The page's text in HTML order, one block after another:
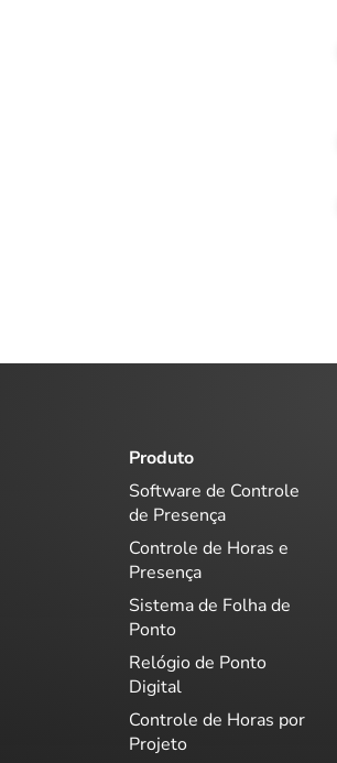
Produto
Software de Controle
de Presença
Controle de Horas e
Presença
Sistema de Folha de
Ponto
Relógio de Ponto
Digital
Controle de Horas por
Projeto